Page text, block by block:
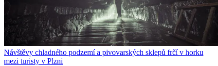
Návštěvy chladného podzemí a pivovarských sklepů frčí v horku
mezi turisty v Plzni